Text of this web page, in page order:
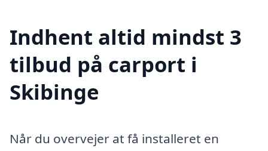
Indhent altid mindst 3
tilbud på carport i
Skibinge
Når du overvejer at få installeret en